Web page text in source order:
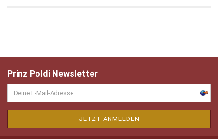
Prinz Poldi Newsletter